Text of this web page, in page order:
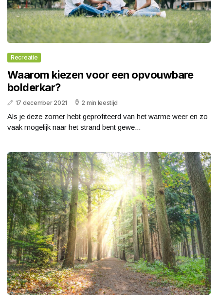
Recreatie
Waarom kiezen voor een opvouwbare
bolderkar?
17 december 2021 2 min leestijd
Als je deze zomer hebt geprofiteerd van het warme weer en zo
vaak mogelijk naar het strand bent gewe...